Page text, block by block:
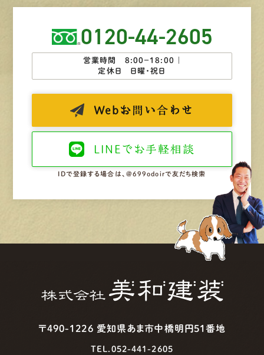
0120-44-2605
営業時間 8:00−18:00 ｜
定休日 日曜・祝日
Web お問い合わせ
LINEで お手軽相談
IDで登録する場合は、@699odoirで友だち検索
〒490-1226 愛知県あま市中橋明円51番地
TEL.052-441-2605